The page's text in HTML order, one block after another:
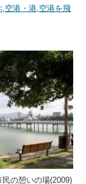
,空港・港,空港を飛
民の憩いの場(2009)